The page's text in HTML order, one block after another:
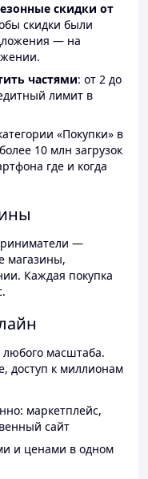
скидки от
скидки были
— на
частями: от 2 до
лимит в
«Покупки» в
10 млн загрузок
где и когда
—
магазины,
Каждая покупка
масштаба.
доступ к миллионам
маркетплейс,
сайт
и ценами в одном